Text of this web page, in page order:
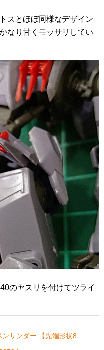
スとほぼ同様なデザイン
なり甘くモッサリしてい
のヤスリを付けてツライ
サンダー 【先端形状8